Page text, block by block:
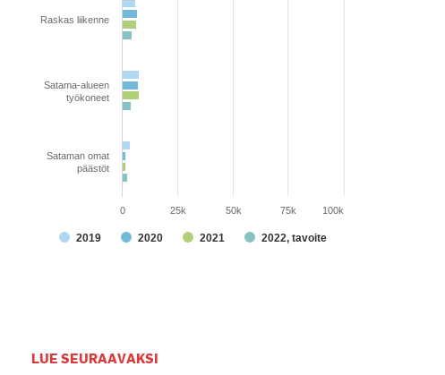
2019 2020 2021 2022, tavoite
Raskas liikenne
Satama-alueen
työkoneet
Sataman omat
päästöt
0 100k
25k 50k 75k
LUE SEURAAVAKSI